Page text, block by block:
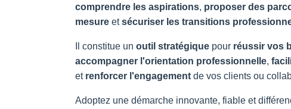
comprendre les aspirations, proposer des
mesure etsécuriser les transitions
Il constitue un outil stratégique pour réussir vos
accompagner l'orientation professionnelle,
et renforcer l'engagement de vos clients ou
Adoptez une démarche innovante, fiable et